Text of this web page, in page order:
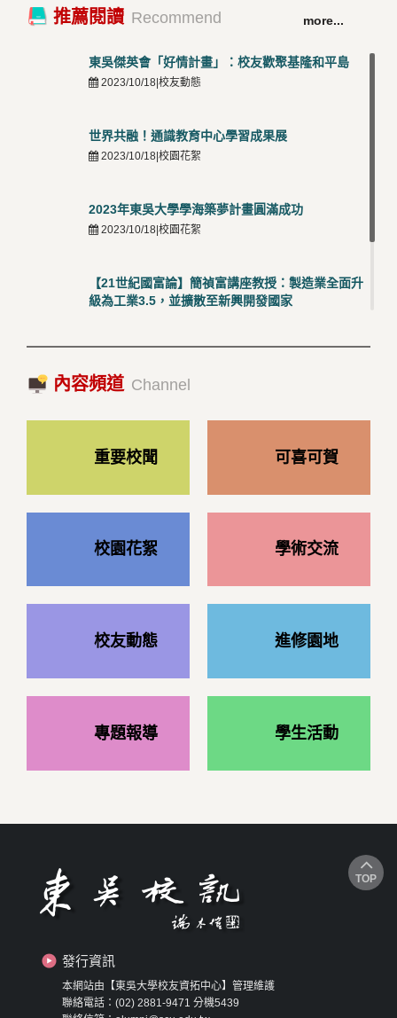
TOP
卓越永續校園 東吳大學連奪 ISO 14001、45001 及
50001三大國際驗證殊榮
推薦閱讀 Recommend more...
東吳傑英會「好情計畫」：校友歡聚基隆和平島
2023/10/18|校友動態
世界共融！通識教育中心學習成果展
2023/10/18|校園花絮
2023年東吳大學學海築夢計畫圓滿成功
2023/10/18|校園花絮
【21世紀國富論】簡禎富講座教授：製造業全面升
級為工業3.5，並擴散至新興開發國家
2023/10/18|推薦閱讀
內容頻道 Channel
重要校聞 可喜可賀
校園花絮 學術交流
校友動態 進修園地
專題報導 學生活動
發行資訊
本網站由【東吳大學校友資拓中心】管理維護
聯絡電話：(02) 2881-9471 分機5439
TOP